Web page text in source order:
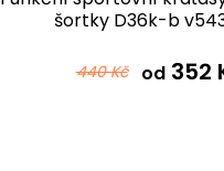
šortky D36k-b
440 Kč od352